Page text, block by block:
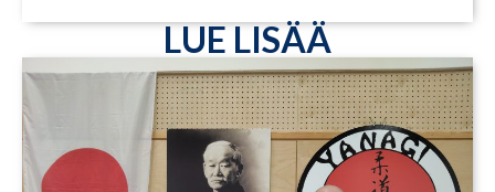
LUE LISÄÄ